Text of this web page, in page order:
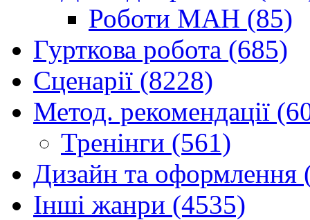
Роботи МАН (85)
Гурткова робота (685)
Сценарії (8228)
Метод. рекомендації
Тренінги (561)
Дизайн та оформлення
Інші жанри (4535)